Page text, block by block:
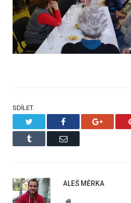
SDÍLET.
Facebook Google+
Tumblr Email
ALEŠ MĚRKA
Website